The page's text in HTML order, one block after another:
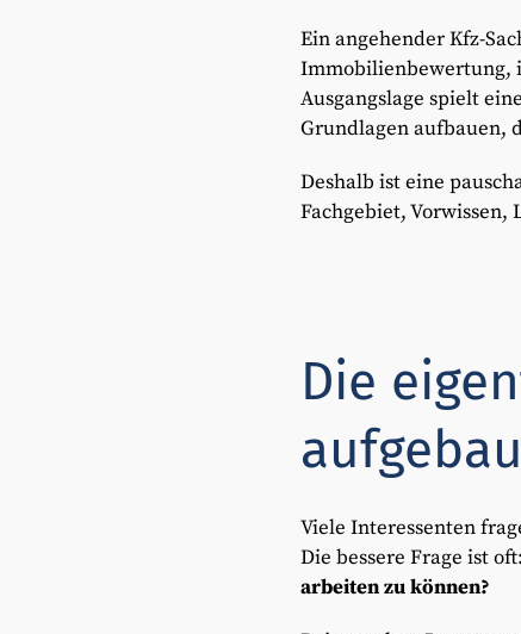
Ein angehender Kfz-
Immobilienbewertung,
Ausgangslage spielt
Grundlagen aufbauen,
Deshalb ist eine
Fachgebiet,
Die
Viele Interessenten
Die bessere Frage ist oft:
arbeiten zu können?